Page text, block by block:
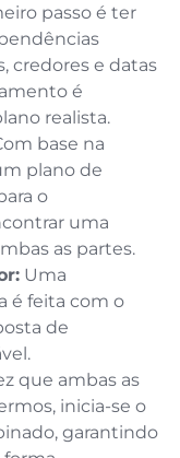
passo é ter
credores e datas
é
realista.
base na
plano de
o
uma
as partes.
Uma
é feita com o
de
que ambas as
inicia-se o
garantindo